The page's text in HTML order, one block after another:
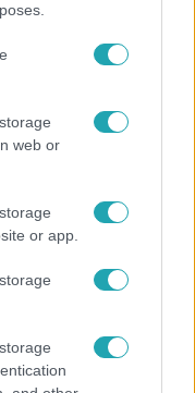
web or
or app.
ezt abba,